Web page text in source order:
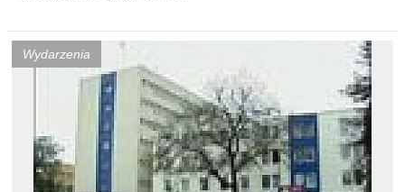
Wydarzenia